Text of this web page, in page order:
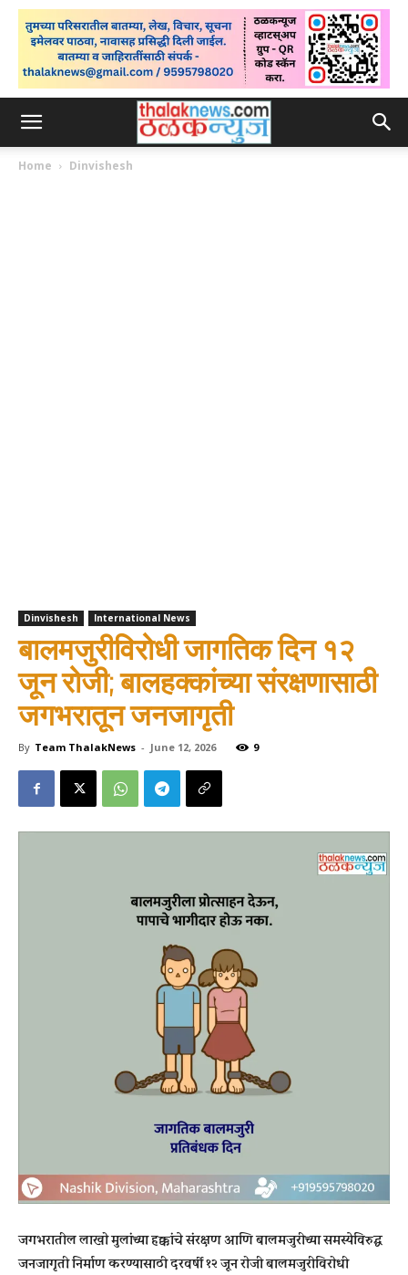
Home Dinvishesh
Dinvishesh International News
बालमजुरीविरोधी जागतिक दिन १२
जून रोजी; बालहक्कांच्या संरक्षणासाठी
जगभरातून जनजागृती
By Team ThalakNews - June 12, 2026 9
जगभरातील लाखो मुलांच्या हक्कांचे संरक्षण आणि बालमजुरीच्या समस्येविरुद्ध
जनजागृती निर्माण करण्यासाठी दरवर्षी १२ जून रोजी बालमजुरीविरोधी